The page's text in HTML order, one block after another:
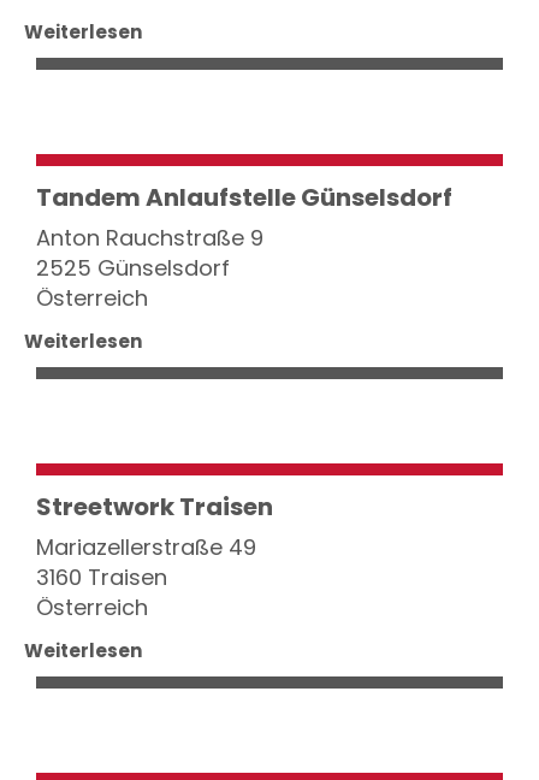
Weiterlesen
Tandem Anlaufstelle Günselsdorf
Anton Rauchstraße 9
2525 Günselsdorf
Österreich
Weiterlesen
Streetwork Traisen
Mariazellerstraße 49
3160 Traisen
Österreich
Weiterlesen